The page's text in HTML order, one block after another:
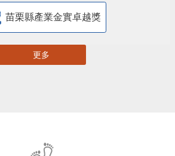
苗栗縣產業金實卓越獎
更多